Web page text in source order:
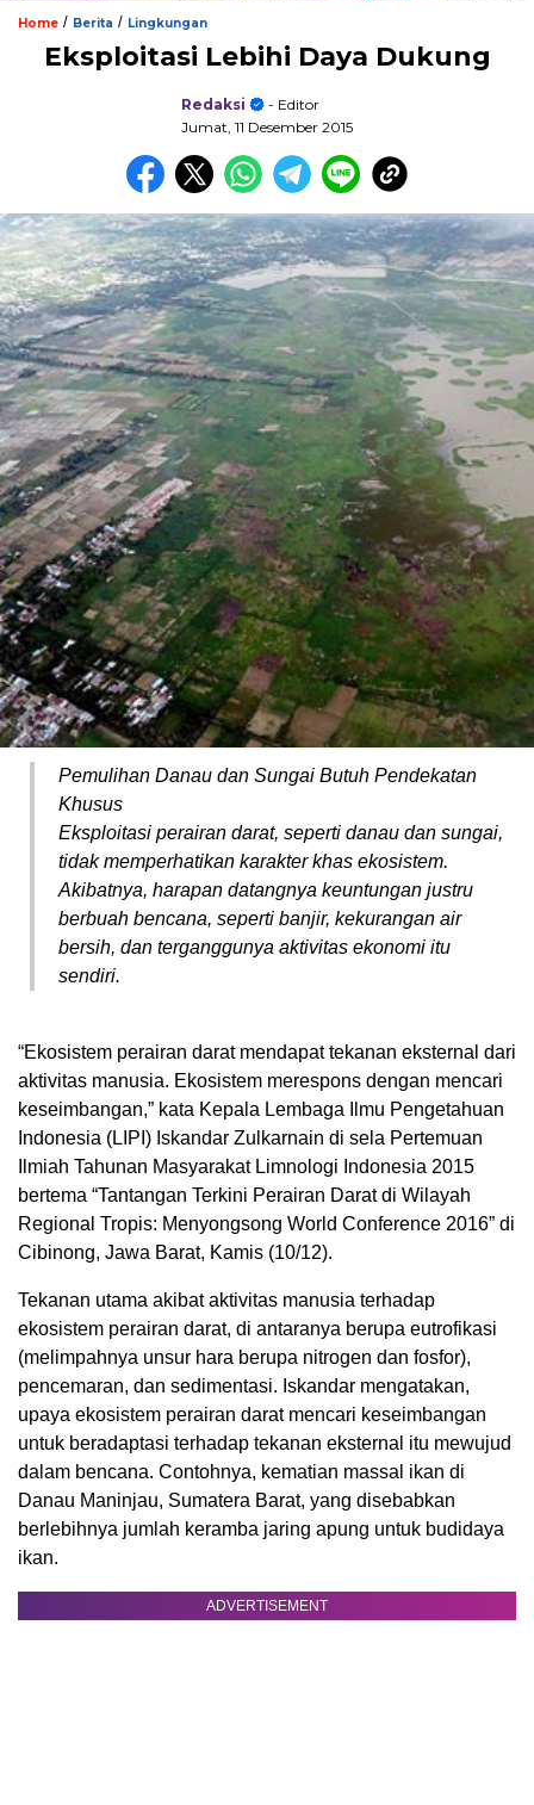
Home / Berita / Lingkungan
Eksploitasi Lebihi Daya Dukung
Redaksi
- Editor
Jumat, 11 Desember 2015
Pemulihan Danau dan Sungai Butuh Pendekatan
Khusus
Eksploitasi perairan darat, seperti danau dan sungai,
tidak memperhatikan karakter khas ekosistem.
Akibatnya, harapan datangnya keuntungan justru
berbuah bencana, seperti banjir, kekurangan air
bersih, dan terganggunya aktivitas ekonomi itu
sendiri.
“Ekosistem perairan darat mendapat tekanan eksternal dari
aktivitas manusia. Ekosistem merespons dengan mencari
keseimbangan,” kata Kepala Lembaga Ilmu Pengetahuan
Indonesia (LIPI) Iskandar Zulkarnain di sela Pertemuan
Ilmiah Tahunan Masyarakat Limnologi Indonesia 2015
bertema “Tantangan Terkini Perairan Darat di Wilayah
Regional Tropis: Menyongsong World Conference 2016” di
Cibinong, Jawa Barat, Kamis (10/12).
Tekanan utama akibat aktivitas manusia terhadap
ekosistem perairan darat, di antaranya berupa eutrofikasi
(melimpahnya unsur hara berupa nitrogen dan fosfor),
pencemaran, dan sedimentasi. Iskandar mengatakan,
upaya ekosistem perairan darat mencari keseimbangan
untuk beradaptasi terhadap tekanan eksternal itu mewujud
dalam bencana. Contohnya, kematian massal ikan di
Danau Maninjau, Sumatera Barat, yang disebabkan
berlebihnya jumlah keramba jaring apung untuk budidaya
ikan.
ADVERTISEMENT